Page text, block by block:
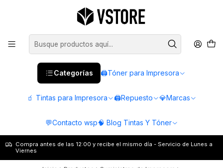
Categorías 🖨️Tóner para Impresora
🧃 Tintas para Impresora 🖨️Repuesto 💎Marcas
💬Contacto wsp🧠 Blog Tintas Y Tóner
Compra antes de las 12:00 y recibe el mismo día - Servicio de Lunes a
Viernes